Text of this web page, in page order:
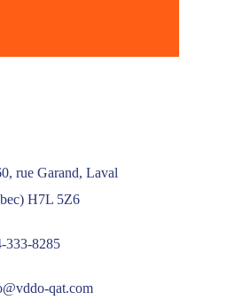
rue Garand, Laval
H7L 5Z6
333-8285
qat.com